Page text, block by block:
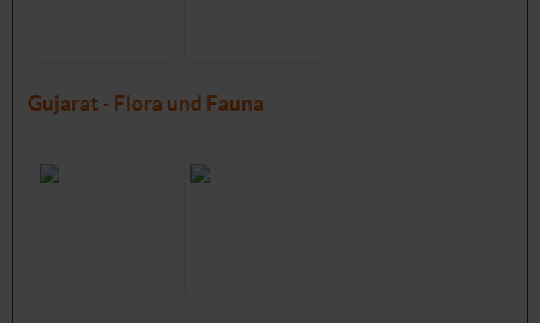
Gujarat - Flora und Fauna